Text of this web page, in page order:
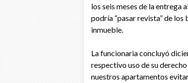
los seis meses de la entrega
podría “pasar revista” de
inmueble.
La funcionaria concluyó
respectivo uso de su
nuestros apartamentos